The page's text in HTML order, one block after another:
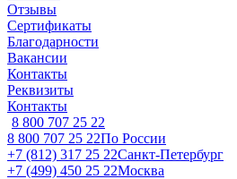
Отзывы
Сертификаты
Благодарности
Вакансии
Контакты
Реквизиты
Контакты
8 800 707 25 22
8 800 707 25 22По России
+7 (812) 317 25 22Санкт-Петербург
+7 (499) 450 25 22Москва